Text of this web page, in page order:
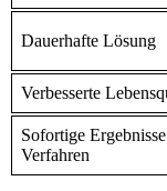
Dauerhafte Lösung
Verbesserte
Sofortige
Verfahren